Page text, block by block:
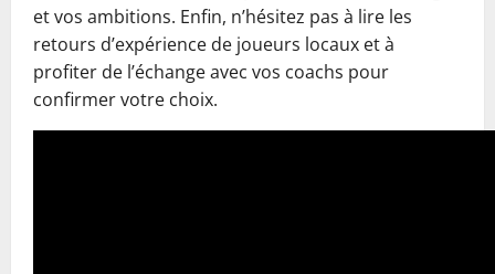
et vos ambitions. Enfin, n’hésitez pas à lire les
retours d’expérience de joueurs locaux et à
profiter de l’échange avec vos coachs pour
confirmer votre choix.